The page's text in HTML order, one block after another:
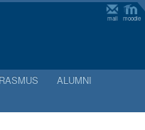
mail moodle
ALUMNI